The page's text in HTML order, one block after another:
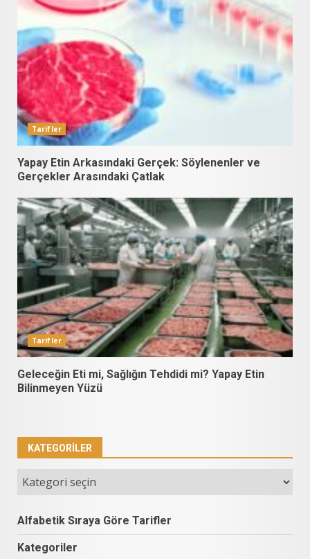
Tarifler
Yapay Etin Arkasındaki Gerçek: Söylenenler ve
Gerçekler Arasındaki Çatlak
Tarifler
Geleceğin Eti mi, Sağlığın Tehdidi mi? Yapay Etin
Bilinmeyen Yüzü
KATEGORILER
Kategoriler
Alfabetik Sıraya Göre Tarifler
Kategoriler